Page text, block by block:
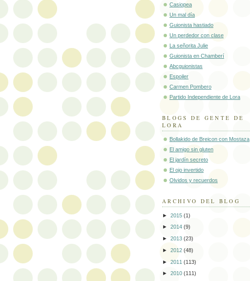
Casiopea
Un mal día
Guionista hastiado
Un perdedor con clase
La señorita Julie
Guionista en Chamberí
Abcguionistas
Espoiler
Carmen Pombero
Partido Independiente de Lora
BLOGS DE GENTE DE
LORA
Bollakido de Breicon con Mostaza
El amigo sin gluten
El jardín secreto
El ojo invertido
Olvidos y recuerdos
ARCHIVO DEL BLOG
► 2015 (1)
► 2014 (9)
► 2013 (23)
► 2012 (48)
► 2011 (113)
► 2010 (111)